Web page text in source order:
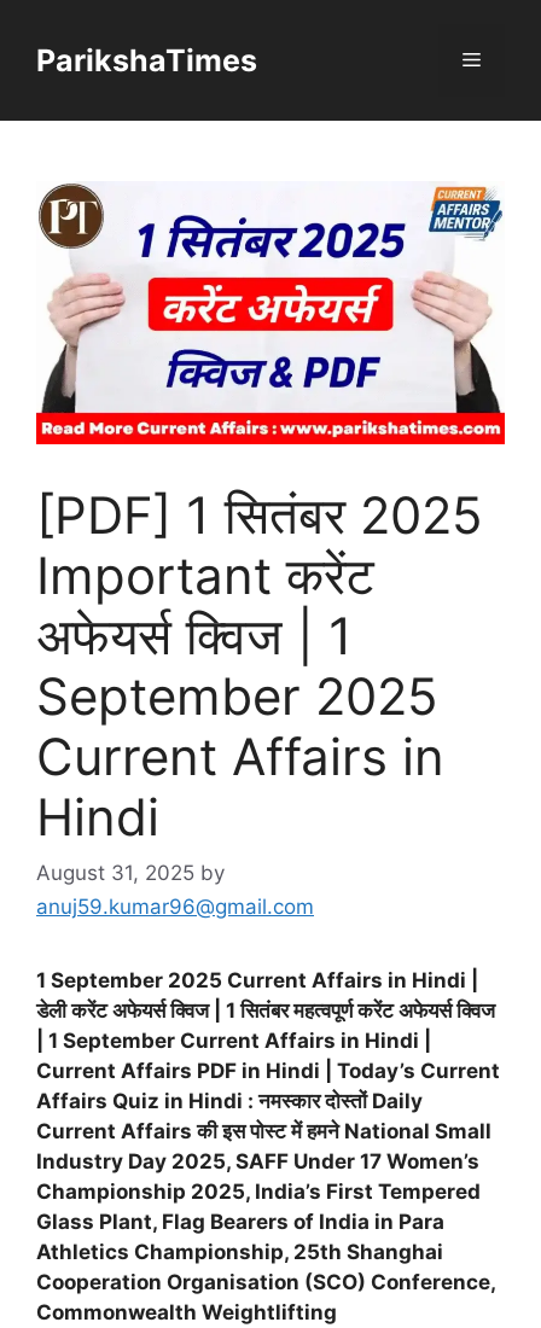
contentParikshaTimes Menu
[PDF] 1 सितंबर 2025
Important करेंट
अफेयर्स क्विज | 1
September 2025
Current Affairs in
Hindi
August 31, 2025 by
anuj59.kumar96@gmail.com
1 September 2025 Current Affairs in Hindi |
डेली करेंट अफेयर्स क्विज | 1 सितंबर महत्वपूर्ण करेंट अफेयर्स क्विज
| 1 September Current Affairs in Hindi |
Current Affairs PDF in Hindi | Today’s Current
Affairs Quiz in Hindi : नमस्कार दोस्तों Daily
Current Affairs की इस पोस्ट में हमने National Small
Industry Day 2025, SAFF Under 17 Women’s
Championship 2025, India’s First Tempered
Glass Plant, Flag Bearers of India in Para
Athletics Championship, 25th Shanghai
Cooperation Organisation (SCO) Conference,
Commonwealth Weightlifting